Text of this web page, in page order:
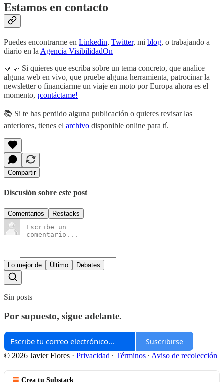
Estamos en contacto
Puedes encontrarme en Linkedin, Twitter, mi blog, o trabajando a
diario en la Agencia VisibilidadOn
🤜🤛 Si quieres que escriba sobre un tema concreto, que analice
alguna web en vivo, que pruebe alguna herramienta, patrocinar la
newsletter o financiarme un viaje en moto por Europa ahora es el
momento, ¡contáctame!
📚 Si te has perdido alguna publicación o quieres revisar las
anteriores, tienes el archivo disponible online para tí.
Compartir
Discusión sobre este post
Comentarios Restacks
Lo mejor de Último Debates
Sin posts
Por supuesto, sigue adelante.
Suscribirse
© 2026 Javier Flores · Privacidad ∙ Términos ∙ Aviso de recolección
Crea tu Substack